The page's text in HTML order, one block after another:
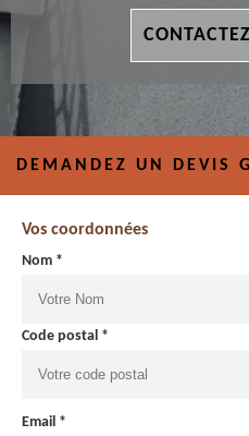
DEMANDEZ UN DEVIS
Vos coordonnées
Nom *
Code postal *
Email *